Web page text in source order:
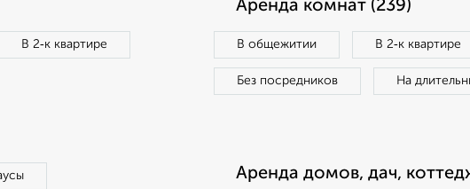
В 2‑к квартире
Аренда комнат (239)
В общежитии В 2‑к квартире
Без посредников На
Аренда домов, дач,